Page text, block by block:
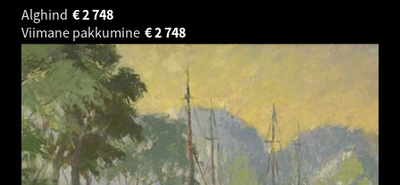
Alghind
2 748
€
Viimane pakkumine
2 748
€